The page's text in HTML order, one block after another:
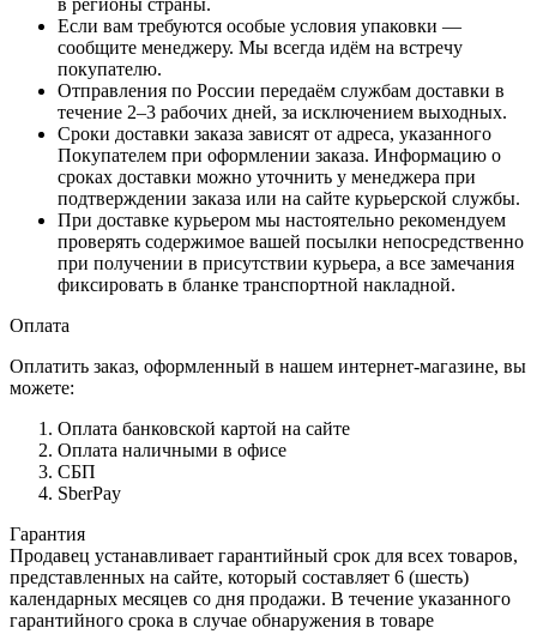
Если вам требуются особые условия упаковки —
сообщите менеджеру. Мы всегда идём на встречу
покупателю.
Отправления по России передаём службам доставки в
течение 2–3 рабочих дней, за исключением выходных.
Сроки доставки заказа зависят от адреса, указанного
Покупателем при оформлении заказа. Информацию о
сроках доставки можно уточнить у менеджера при
подтверждении заказа или на сайте курьерской службы.
При доставке курьером мы настоятельно рекомендуем
проверять содержимое вашей посылки непосредственно
при получении в присутствии курьера, а все замечания
фиксировать в бланке транспортной накладной.
Оплата
Оплатить заказ, оформленный в нашем интернет-магазине, вы
можете:
Оплата банковской картой на сайте
Оплата наличными в офисе
СБП
SberPay
Гарантия
Продавец устанавливает гарантийный срок для всех товаров,
представленных на сайте, который составляет 6 (шесть)
календарных месяцев со дня продажи. В течение указанного
гарантийного срока в случае обнаружения в товаре